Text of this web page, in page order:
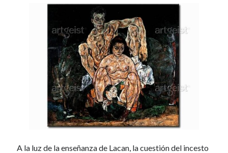
Comentarios recientes
Fernando FelixenComentarios
Alejandra LeuzeenComentarios
marinamendezzebeenComentarios
Comentarios
Miguel Rincon Ruizen Comentarios
A la luz de la enseñanza de Lacan, la cuestión del incesto